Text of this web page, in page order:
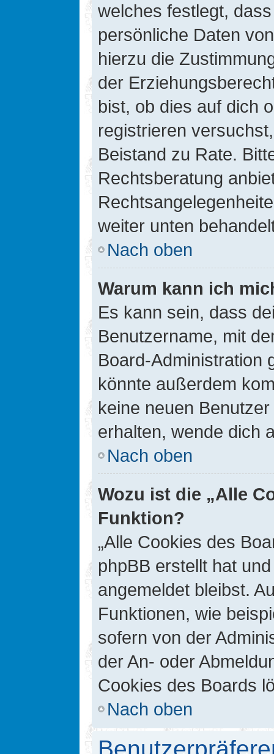
welches festlegt,
persönliche Daten
hierzu die
der
bist, ob dies auf dich
registrieren
Beistand zu Rate.
Rechtsberatung
weiter unten
Nach oben
Warum kann ich
Es kann sein, dass
Benutzername, mit
Board-Administration
könnte außerdem
keine neuen
erhalten, wende dich
Nach oben
Wozu ist die „Alle
Funktion?
„Alle Cookies des
phpBB erstellt hat
angemeldet bleibst.
Funktionen, wie
sofern von der
der An- oder
Cookies des Boards
Nach oben